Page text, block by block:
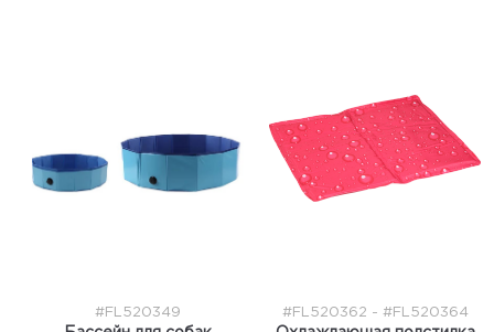
#FL520349 #FL520362 - #FL520364